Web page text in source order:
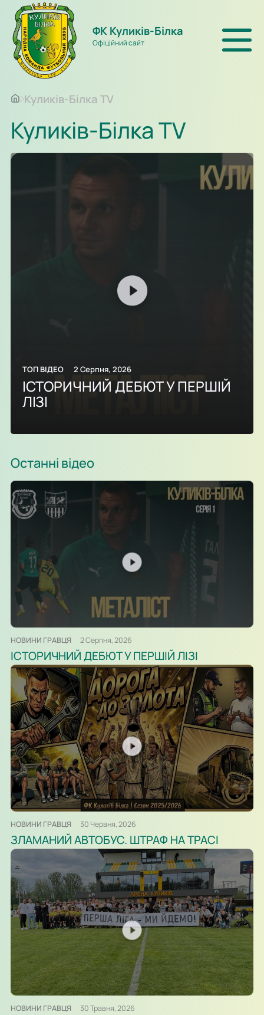
ФК Куликів-Білка
Офіційний сайт
Куликів-Білка TV
Куликів-Білка TV
ТОП ВІДЕО 2 Серпня, 2026
ІСТОРИЧНИЙ ДЕБЮТ У ПЕРШІЙ
ЛІЗІ
Останні відео
НОВИНИ ГРАВЦЯ 2 Серпня, 2026
ІСТОРИЧНИЙ ДЕБЮТ У ПЕРШІЙ ЛІЗІ
НОВИНИ ГРАВЦЯ 30 Червня, 2026
ЗЛАМАНИЙ АВТОБУС. ШТРАФ НА ТРАСІ
НОВИНИ ГРАВЦЯ 30 Травня, 2026